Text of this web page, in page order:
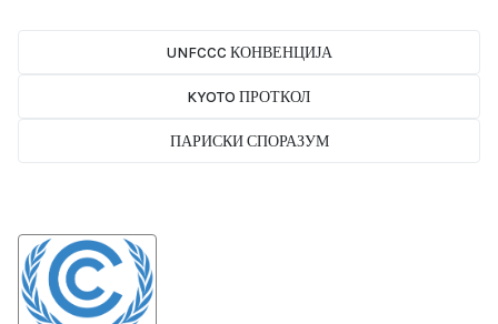
UNFCCC КОНВЕНЦИЈА
KYOTO ПРОТКОЛ
ПАРИСКИ СПОРАЗУМ